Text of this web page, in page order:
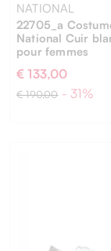
NATIONAL
22705_a
National Cuir
pour femmes
€ 133,00
€ 190,00 - 31%